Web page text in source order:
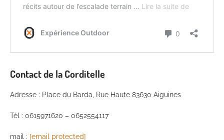
Contact de la Corditelle
Adresse : Place du Barda, Rue Haute 83630 Aiguines
Tél : 0615971620 – 0652554117
mail : [email protected]